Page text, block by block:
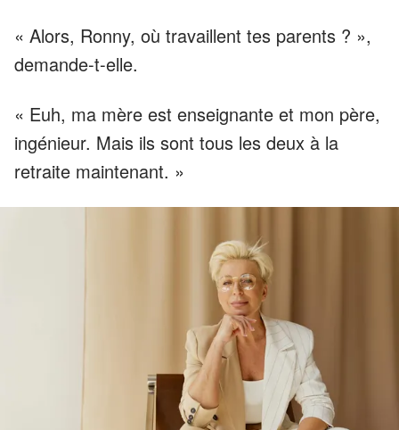
« Alors, Ronny, où travaillent tes parents ? »,
demande-t-elle.
« Euh, ma mère est enseignante et mon père,
ingénieur. Mais ils sont tous les deux à la
retraite maintenant. »